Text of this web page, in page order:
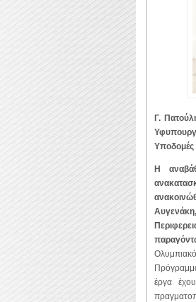
Γ.
Υποδομές
Η
έργα